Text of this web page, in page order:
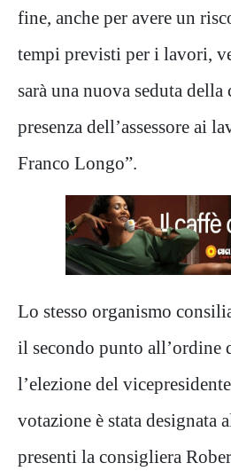
fine, anche per avere un
tempi previsti per i lavori,
sarà una nuova seduta
presenza dell’assessore ai
Franco Longo”.
Lo stesso organismo
il secondo punto all’ordine
l’elezione del
votazione è stata designata
presenti la consigliera